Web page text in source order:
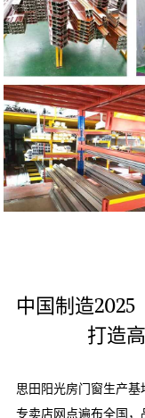
中国制造2025
思田阳光房门窗生产
专卖店网点遍布全国